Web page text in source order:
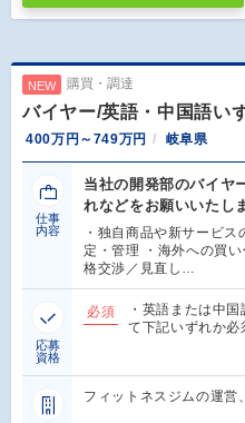
NEW 購買・調達
バイヤー/英語・中国語い
400万円～749万円 岐阜県
仕事
内容
当社の開発部のバイヤ
れなどをお願いいたし
・独自商品や新サービ
定・管理 ・海外への買
格交渉／見直し…
応募
資格
必須
・英語または中
て下記いずれか
フィットネスジムの運営